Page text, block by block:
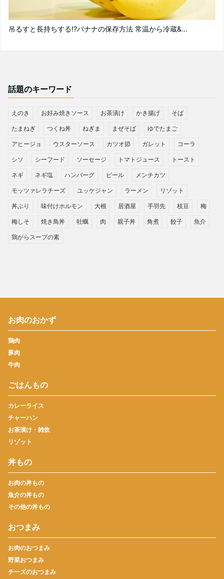
吊るすと長持ちする!?バナナの保存方法 常温から冷蔵&...
話題のキーワード
えのき お好み焼きソース お茶漬け かき揚げ そば
たまねぎ つくね丼 ねぎま まぜそば ゆでたまご
アヒージョ ウスターソース カツオ節 ガレット コーラ
シソ シーフード ソーセージ トマトジュース トースト
ネギ ネギ塩 ハンバーグ ビール メンチカツ
モッツァレラチーズ ユッケジャン ラーメン リゾット
丼ぶり 味付けホルモン 大根 居酒屋 手羽先 枝豆 梅
梅しそ 焼き鳥丼 牡蠣 肉 親子丼 角煮 餃子 魚介
鶏がらスープの素
お肉のおかず
鶏肉
豚肉
牛肉
ごはんもの
カレーライス
チャーハン
お茶漬け・雑炊
リゾット
丼もの
お肉の丼もの
魚介の丼もの
その他の丼もの
おつまみ
お肉のおつまみ
野菜おつまみ
チーズのおつまみ